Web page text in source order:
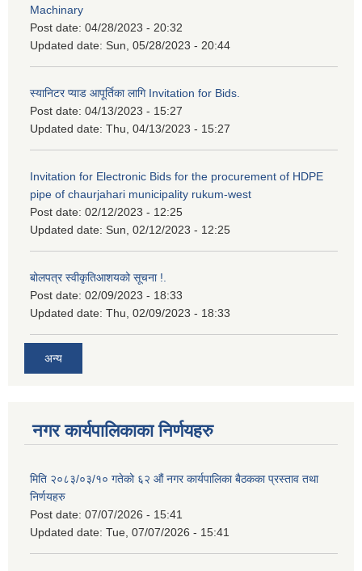
Machinary
Post date: 04/28/2023 - 20:32
Updated date: Sun, 05/28/2023 - 20:44
स्यानिटर प्याड आपूर्तिका लागि Invitation for Bids.
Post date: 04/13/2023 - 15:27
Updated date: Thu, 04/13/2023 - 15:27
Invitation for Electronic Bids for the procurement of HDPE
pipe of chaurjahari municipality rukum-west
Post date: 02/12/2023 - 12:25
Updated date: Sun, 02/12/2023 - 12:25
बोलपत्र स्वीकृतिआशयको सूचना !.
Post date: 02/09/2023 - 18:33
Updated date: Thu, 02/09/2023 - 18:33
अन्य
नगर कार्यपालिकाका निर्णयहरु
मिति २०८३/०३/१० गतेको ६२ औं नगर कार्यपालिका बैठकका प्रस्ताव तथा
निर्णयहरु
Post date: 07/07/2026 - 15:41
Updated date: Tue, 07/07/2026 - 15:41